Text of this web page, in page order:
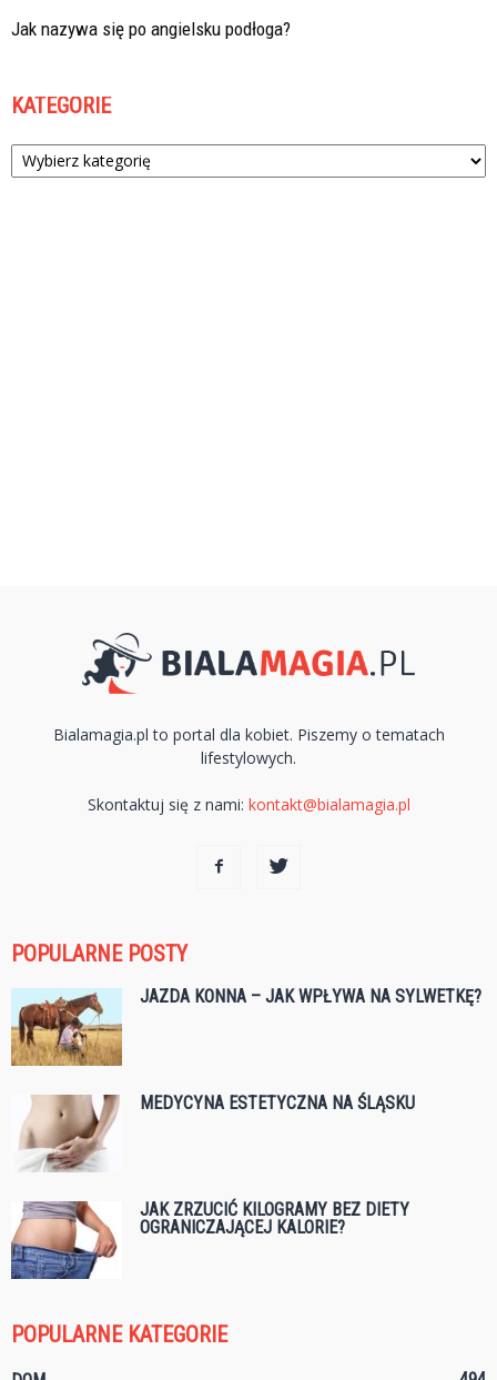
Jak nazywa się po angielsku podłoga?
KATEGORIE
Kategorie
Bialamagia.pl to portal dla kobiet. Piszemy o tematach
lifestylowych.
Skontaktuj się z nami: kontakt@bialamagia.pl
POPULARNE POSTY
JAZDA KONNA – JAK WPŁYWA NA SYLWETKĘ?
MEDYCYNA ESTETYCZNA NA ŚLĄSKU
JAK ZRZUCIĆ KILOGRAMY BEZ DIETY
OGRANICZAJĄCEJ KALORIE?
POPULARNE KATEGORIE